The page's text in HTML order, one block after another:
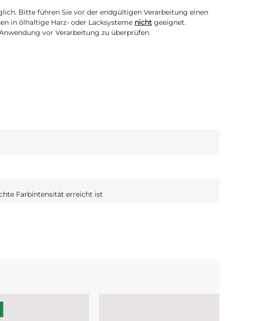
Bitte führen Sie vor der endgültigen Verarbeitung einen
in ölhaltige Harz- oder Lacksysteme nicht geeignet.
vor Verarbeitung zu überprüfen.
Farbintensität erreicht ist